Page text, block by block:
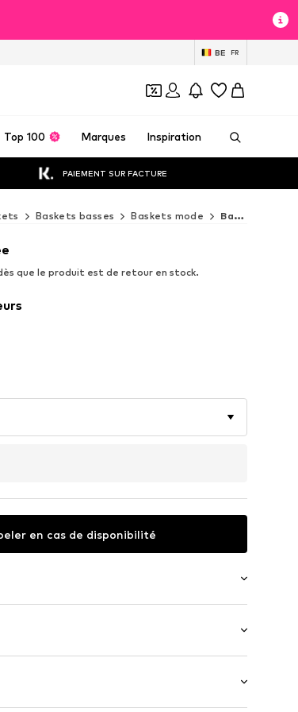
BE FR
Top 100 Marques Inspiration
PAIEMENT SUR FACTURE
Baskets basses Baskets mode Baskets mode ADIDAS ORIGINALS
que le produit est de retour en stock.
en cas de disponibilité